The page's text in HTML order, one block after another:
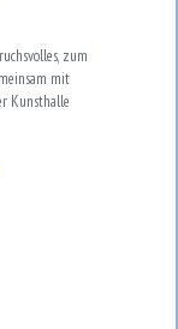
zum
mit
Kunsthalle